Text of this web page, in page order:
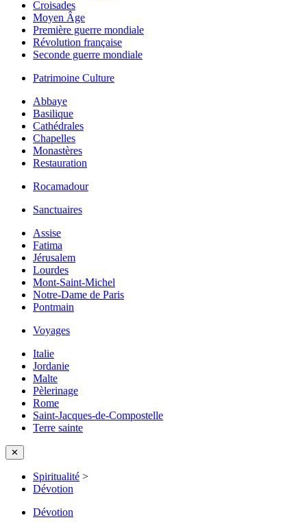
Croisades
Moyen Âge
Première guerre mondiale
Révolution française
Seconde guerre mondiale
Patrimoine Culture
Abbaye
Basilique
Cathédrales
Chapelles
Monastères
Restauration
Rocamadour
Sanctuaires
Assise
Fatima
Jérusalem
Lourdes
Mont-Saint-Michel
Notre-Dame de Paris
Pontmain
Voyages
Italie
Jordanie
Malte
Pèlerinage
Rome
Saint-Jacques-de-Compostelle
Terre sainte
✕
Spiritualité >
Dévotion
Dévotion